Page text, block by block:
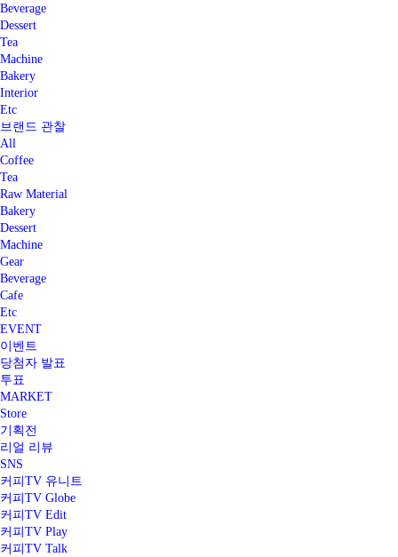
Beverage
Dessert
Tea
Machine
Bakery
Interior
Etc
브랜드 관찰
All
Coffee
Tea
Raw Material
Bakery
Dessert
Machine
Gear
Beverage
Cafe
Etc
EVENT
이벤트
당첨자 발표
투표
MARKET
Store
기획전
리얼 리뷰
SNS
커피TV 유니트
커피TV Globe
커피TV Edit
커피TV Play
커피TV Talk